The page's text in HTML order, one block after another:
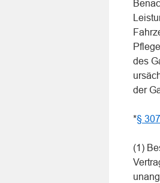
des
der
*§
(1)